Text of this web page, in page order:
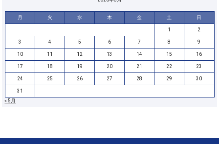
月 火 水 木 金 土 日
1 2
3 4 5 6 7 8 9
10 11 12 13 14 15 16
17 18 19 20 21 22 23
24 25 26 27 28 29 30
31
« 5月